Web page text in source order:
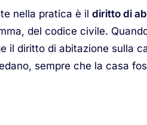
nella pratica è il diritto di
del codice civile.
il diritto di abitazione sulla
sempre che la casa